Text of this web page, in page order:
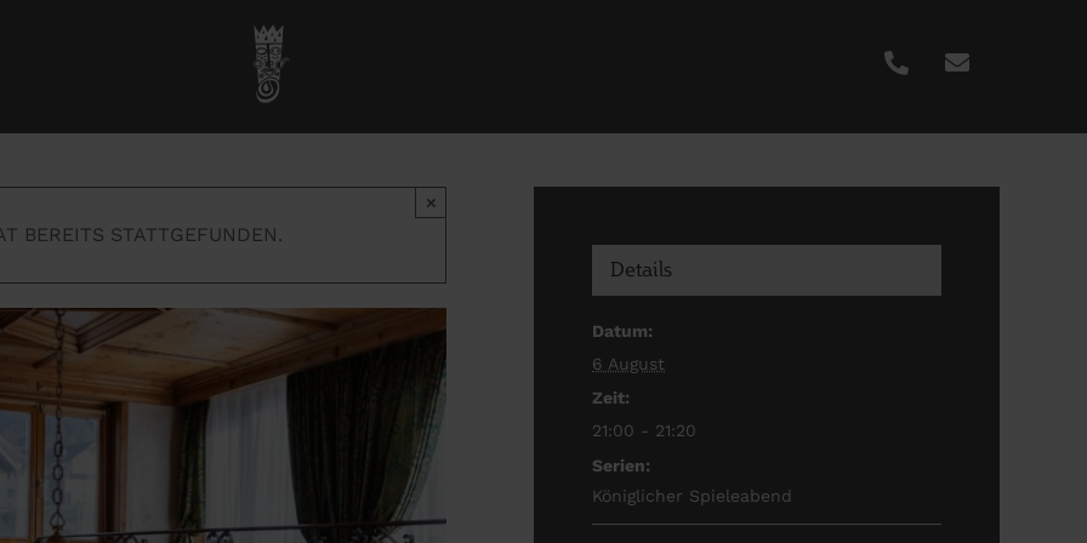
Veranstaltungen»
BEREITS STATTGEFUNDEN.
×
Details
Datum:
6 August
Zeit:
21:00 - 21:20
Serien:
Königlicher Spieleabend